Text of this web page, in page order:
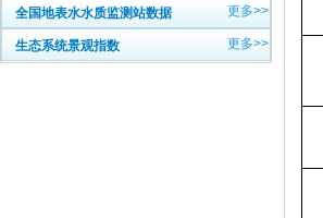
全国地表水水质监测站数据 更多>>
生态系统景观指数 更多>>